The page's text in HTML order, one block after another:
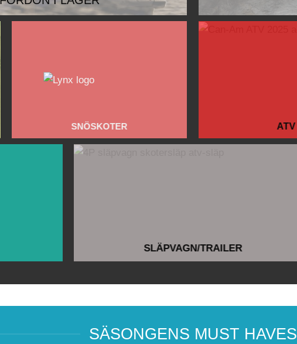
SNÖSKOTER ATV
SLÄPVAGN/TRAILER
SÄSONGENS MUST HAVES